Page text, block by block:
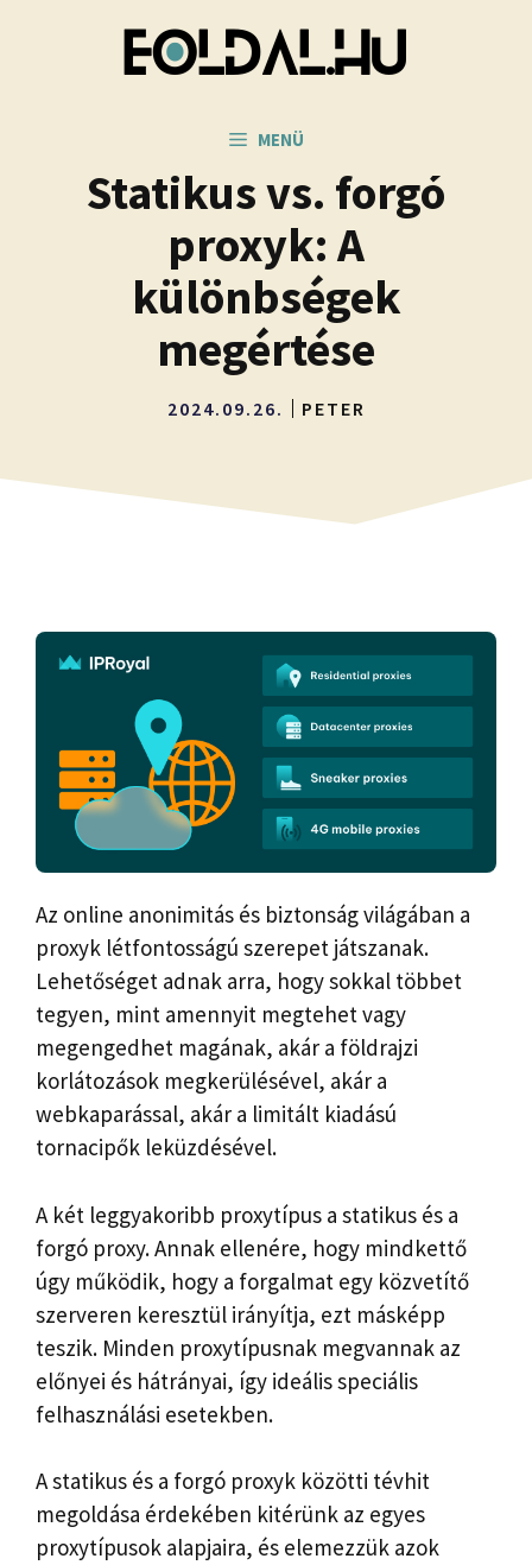
MENÜ
Statikus vs. forgó
proxyk: A
különbségek
megértése
2024.09.26. PETER
Az online anonimitás és biztonság világában a
proxyk létfontosságú szerepet játszanak.
Lehetőséget adnak arra, hogy sokkal többet
tegyen, mint amennyit megtehet vagy
megengedhet magának, akár a földrajzi
korlátozások megkerülésével, akár a
webkaparással, akár a limitált kiadású
tornacipők leküzdésével.
A két leggyakoribb proxytípus a statikus és a
forgó proxy. Annak ellenére, hogy mindkettő
úgy működik, hogy a forgalmat egy közvetítő
szerveren keresztül irányítja, ezt másképp
teszik. Minden proxytípusnak megvannak az
előnyei és hátrányai, így ideális speciális
felhasználási esetekben.
A statikus és a forgó proxyk közötti tévhit
megoldása érdekében kitérünk az egyes
proxytípusok alapjaira, és elemezzük azok